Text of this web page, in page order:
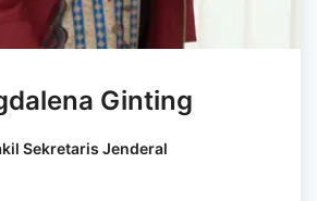
Ginting
Sekretaris Jenderal